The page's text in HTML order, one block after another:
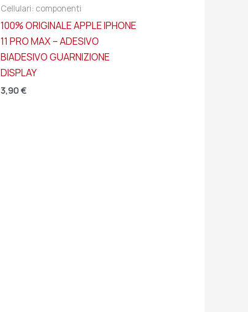
Cellulari: componenti
100% ORIGINALE APPLE IPHONE
11 PRO MAX – ADESIVO
BIADESIVO GUARNIZIONE
DISPLAY
3,90€